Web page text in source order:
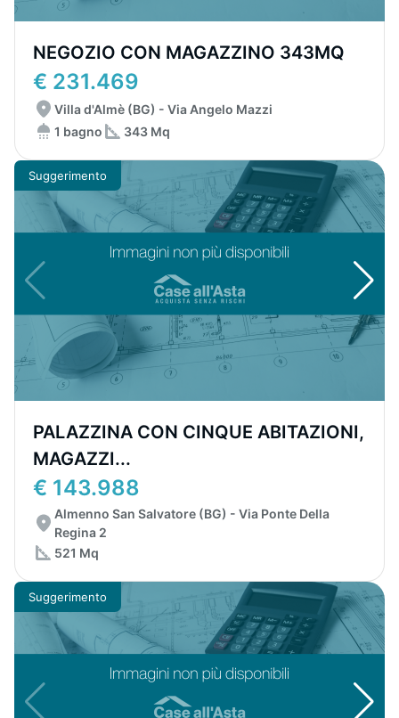
NEGOZIO CON MAGAZZINO 343MQ
€ 231.469
Villa d'Almè (BG) - Via Angelo Mazzi
1 bagno
343 Mq
Suggerimento
PALAZZINA CON CINQUE ABITAZIONI,
MAGAZZI...
€ 143.988
Almenno San Salvatore (BG) - Via Ponte Della
Regina 2
521 Mq
Suggerimento